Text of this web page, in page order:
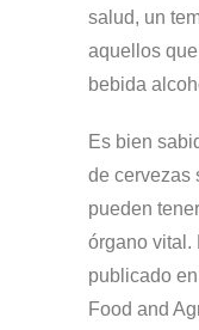
salud, un
aquellos
bebida
Es bien
de cervezas
pueden
órgano vital.
publicado
Food and